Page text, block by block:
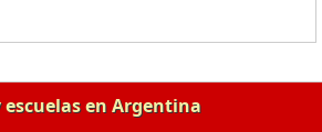
escuelas en Argentina